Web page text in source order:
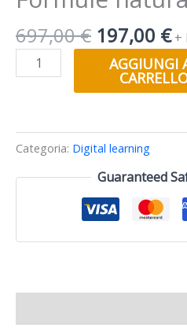
697,00€ 197,00 € +
AGGIUNGI
Categoria: Digital learning
Guaranteed